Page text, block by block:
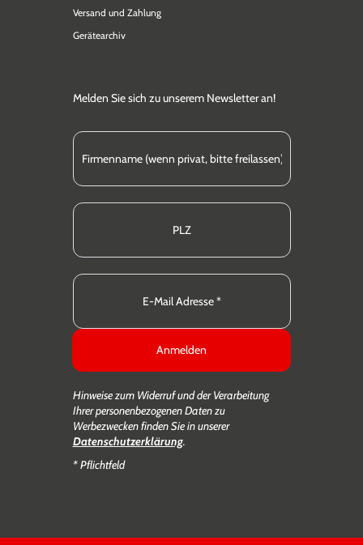
Versand und Zahlung
Gerätearchiv
Melden Sie sich zu unserem Newsletter an!
Anmelden
Hinweise zum Widerruf und der Verarbeitung
Ihrer personenbezogenen Daten zu
Werbezwecken finden Sie in unserer
Datenschutzerklärung.
* Pflichtfeld